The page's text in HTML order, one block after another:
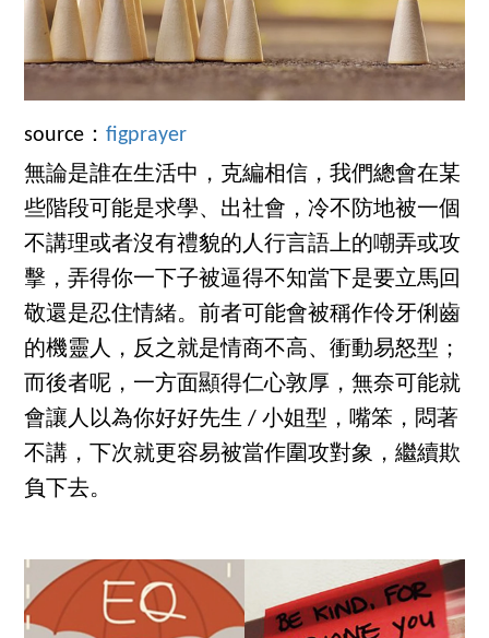
source：figprayer
無論是誰在生活中，克編相信，我們總會在某
些階段可能是求學、出社會，冷不防地被一個
不講理或者沒有禮貌的人行言語上的嘲弄或攻
擊，弄得你一下子被逼得不知當下是要立馬回
敬還是忍住情緒。前者可能會被稱作伶牙俐齒
的機靈人，反之就是情商不高、衝動易怒型；
而後者呢，一方面顯得仁心敦厚，無奈可能就
會讓人以為你好好先生 / 小姐型，嘴笨，悶著
不講，下次就更容易被當作圍攻對象，繼續欺
負下去。